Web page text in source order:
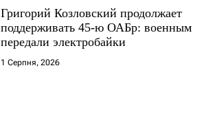
Григорий Козловский продолжает
поддерживать 45-ю ОАБр: военным
передали электробайки
1 Серпня, 2026